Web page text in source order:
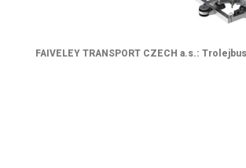
FAIVELEY TRANSPORT CZECH a.s.: